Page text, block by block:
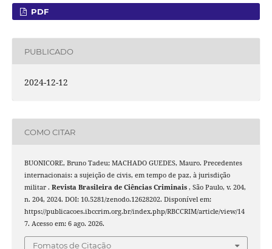
PDF
PUBLICADO
2024-12-12
COMO CITAR
BUONICORE, Bruno Tadeu; MACHADO GUEDES, Mauro. Precedentes
internacionais: a sujeição de civis, em tempo de paz, à jurisdição
militar . Revista Brasileira de Ciências Criminais , São Paulo, v. 204,
n. 204, 2024. DOI: 10.5281/zenodo.12628202. Disponível em:
https://publicacoes.ibccrim.org.br/index.php/RBCCRIM/article/view/14
7. Acesso em: 6 ago. 2026.
Fomatos de Citação